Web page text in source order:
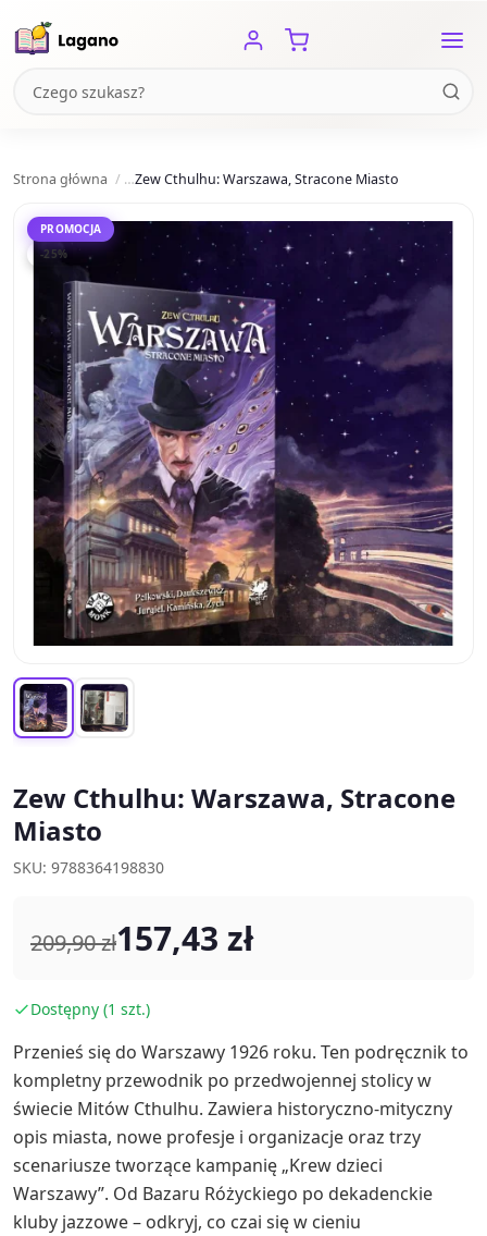
Strona główna Zew Cthulhu: Warszawa, Stracone Miasto
PROMOCJA
-25%
Zew Cthulhu: Warszawa, Stracone
Miasto
SKU: 9788364198830
209,90 zł157,43 zł
Dostępny (1 szt.)
Przenieś się do Warszawy 1926 roku. Ten podręcznik to
kompletny przewodnik po przedwojennej stolicy w
świecie Mitów Cthulhu. Zawiera historyczno-mityczny
opis miasta, nowe profesje i organizacje oraz trzy
scenariusze tworzące kampanię „Krew dzieci
Warszawy”. Od Bazaru Różyckiego po dekadenckie
kluby jazzowe – odkryj, co czai się w cieniu